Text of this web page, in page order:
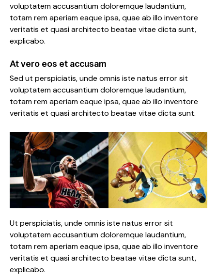
voluptatem accusantium doloremque laudantium,
totam rem aperiam eaque ipsa, quae ab illo inventore
veritatis et quasi architecto beatae vitae dicta sunt,
explicabo.
At vero eos et accusam
Sed ut perspiciatis, unde omnis iste natus error sit
voluptatem accusantium doloremque laudantium,
totam rem aperiam eaque ipsa, quae ab illo inventore
veritatis et quasi architecto beatae vitae dicta sunt.
Ut perspiciatis, unde omnis iste natus error sit
voluptatem accusantium doloremque laudantium,
totam rem aperiam eaque ipsa, quae ab illo inventore
veritatis et quasi architecto beatae vitae dicta sunt,
explicabo.